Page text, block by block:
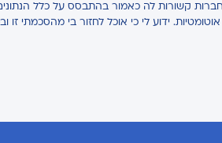
קשורות לה כאמור בהתבסס על כלל הנתונים
ידוע לי כי אוכל לחזור בי מהסכמתי זו